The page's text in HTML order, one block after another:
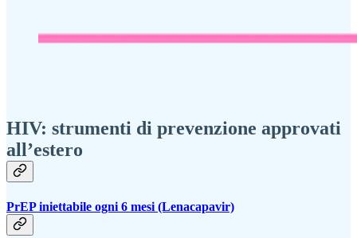
HIV: strumenti di prevenzione approvati
all’estero
PrEP iniettabile ogni 6 mesi (Lenacapavir)